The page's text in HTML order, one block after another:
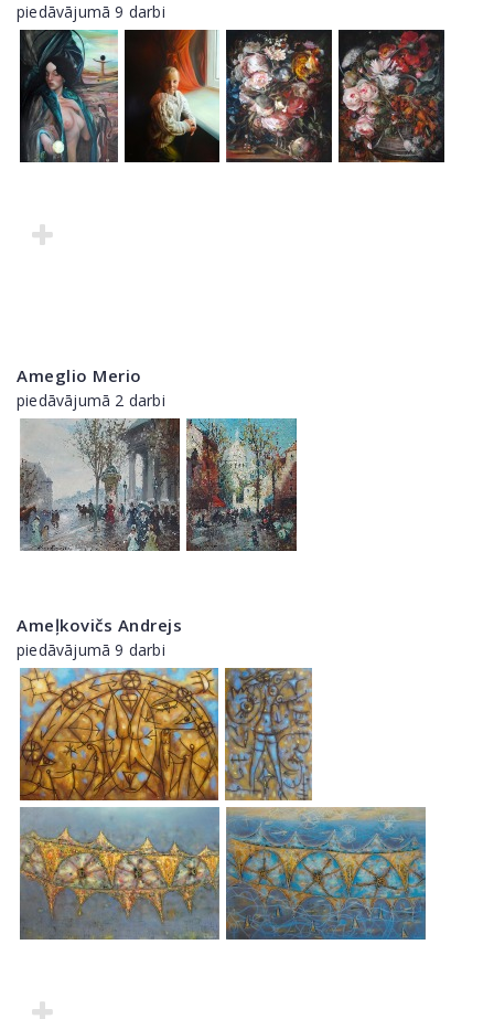
piedāvājumā 9 darbi
Ameglio Merio
piedāvājumā 2 darbi
Ameļkovičs Andrejs
piedāvājumā 9 darbi